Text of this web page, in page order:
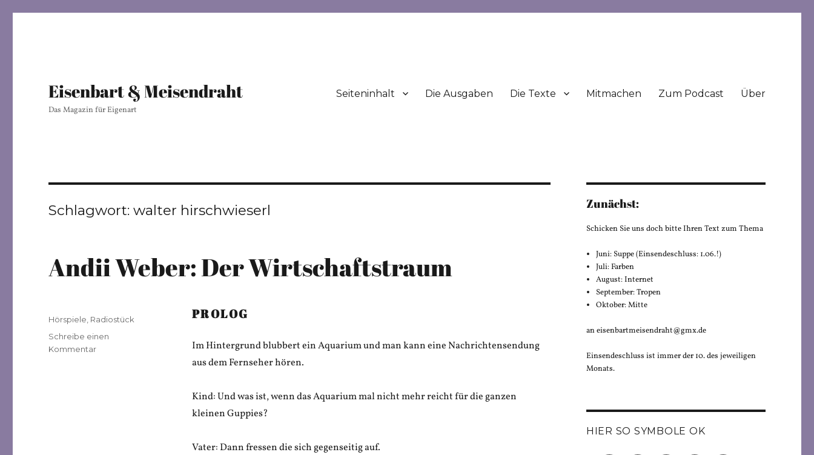
Eisenbart & Meisendraht
Das Magazin für Eigenart
Seiteninhalt Die Ausgaben Die Texte Mitmachen Zum Podcast Über
Schlagwort:walter hirschwieserl
Andii Weber: Der Wirtschaftstraum
PROLOG
Im Hintergrund blubbert ein Aquarium und man kann eine Nachrichtensendung
aus dem Fernseher hören.
Kind: Und was ist, wenn das Aquarium mal nicht mehr reicht für die ganzen
kleinen Guppies?
Vater: Dann fressen die sich gegenseitig auf.
Veröffentlicht
am
Kategorien
Hörspiele Radiostück
Schreibe einen
Kommentarzu
Zunächst:
Schicken Sie uns doch bitte Ihren Text zum Thema
Juni: Suppe (Einsendeschluss: 1.06.!)
Juli: Farben
August: Internet
September: Tropen
Oktober: Mitte
an eisenbartmeisendraht@gmx.de
Einsendeschluss ist immer der 10. des jeweiligen
Monats.
HIER SO SYMBOLE OK